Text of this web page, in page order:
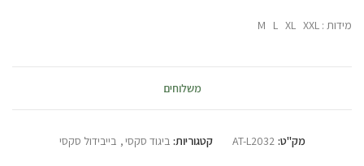
מידות : M L XL XXL
משלוחים
מק"ט: AT-L2032 קטגוריות: ביגוד סקסי, בייבידול סקסי